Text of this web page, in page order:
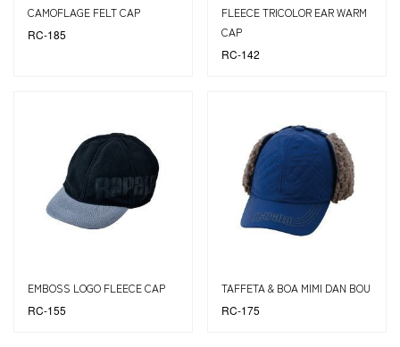
CAMOFLAGE FELT CAP
RC-185
FLEECE TRICOLOR EAR WARM
CAP
RC-142
EMBOSS LOGO FLEECE CAP
RC-155
TAFFETA & BOA MIMI DAN BOU
RC-175